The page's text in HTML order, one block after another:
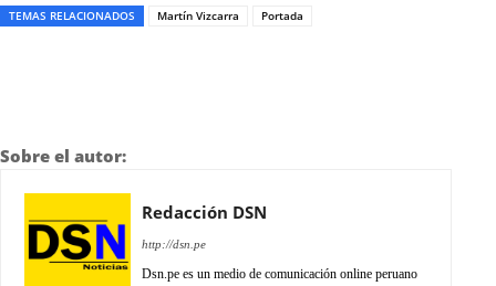
TEMAS RELACIONADOS Martín Vizcarra Portada
Sobre el autor:
Redacción DSN
http://dsn.pe
Dsn.pe es un medio de comunicación online peruano